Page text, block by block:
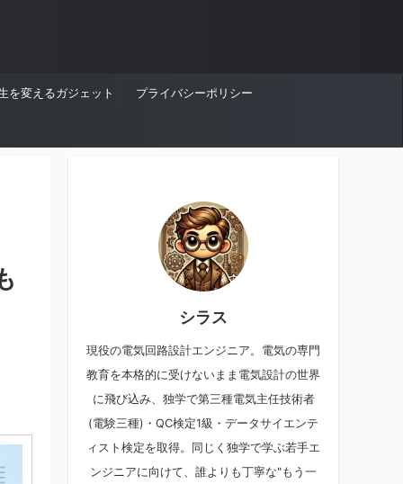
を変えるガジェット プライバシーポリシー
シラス
現役の電気回路設計エンジニア。電気の専門
教育を本格的に受けないまま電気設計の世界
に飛び込み、独学で第三種電気主任技術者
(電験三種)・QC検定1級・データサイエンテ
ィスト検定を取得。同じく独学で学ぶ若手エ
ンジニアに向けて、誰よりも丁寧な"もう一